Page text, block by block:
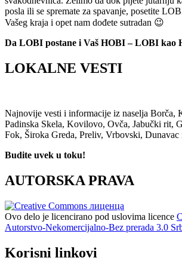
posla ili se spremate za spavanje, posetite
Vašeg kraja i opet nam dođete sutradan 😉
Da LOBI postane i Vaš HOBI – LOBI kao
LOKALNE VESTI
Najnovije vesti i informacije iz naselja Borča,
Padinska Skela, Kovilovo, Ovča, Jabučki rit,
Fok, Široka Greda, Preliv, Vrbovski, Dunavac
Budite uvek u toku!
AUTORSKA PRAVA
Ovo delo je licencirano pod uslovima licence
Autorstvo-Nekomercijalno-Bez prerada 3.0
Korisni linkovi